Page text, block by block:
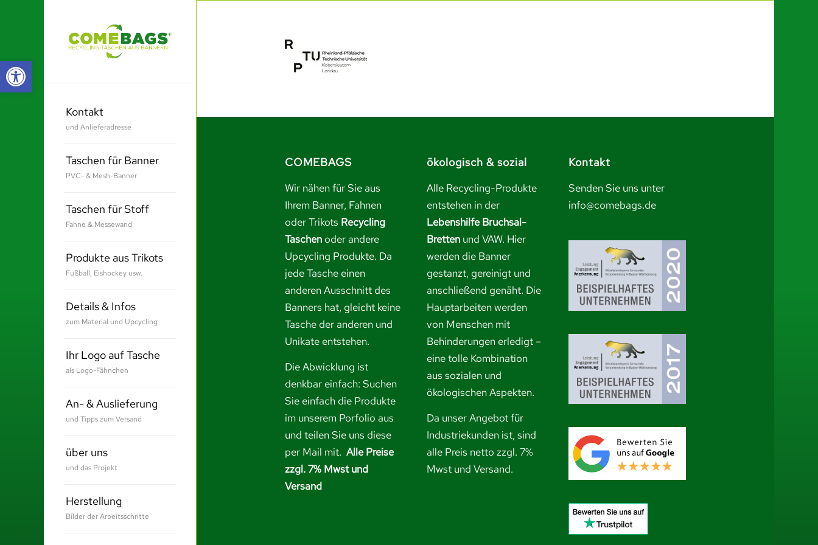
Werkzeugleiste öffnen
Kontakt
und Anlieferadresse
Taschen für Banner
PVC- & Mesh-Banner
Taschen für Stoff
Fahne & Messewand
Produkte aus Trikots
Fußball, Eishockey usw.
Details & Infos
zum Material und Upcycling
Ihr Logo auf Tasche
als Logo-Fähnchen
An- & Auslieferung
und Tipps zum Versand
über uns
und das Projekt
Herstellung
Bilder der Arbeitsschritte
COMEBAGS
Wir nähen für Sie aus
Ihrem Banner, Fahnen
oder Trikots Recycling
Taschenoder andere
Upcycling Produkte. Da
jede Tasche einen
anderen Ausschnitt des
Banners hat, gleicht keine
Tasche der anderen und
Unikate entstehen.
Die Abwicklung ist
denkbar einfach: Suchen
Sie einfach die Produkte
im unserem Porfolio aus
und teilen Sie uns diese
per Mail mit. Alle Preise
zzgl. 7% Mwst und
Versand
ökologisch & sozial
Alle Recycling-Produkte
entstehen in der
Lebenshilfe Bruchsal-
Bretten und VAW. Hier
werden die Banner
gestanzt, gereinigt und
anschließend genäht. Die
Hauptarbeiten werden
von Menschen mit
Behinderungen erledigt –
eine tolle Kombination
aus sozialen und
ökologischen Aspekten.
Da unser Angebot für
Industriekunden ist, sind
alle Preis netto zzgl. 7%
Mwst und Versand.
Kontakt
Senden Sie uns unter
info@comebags.de